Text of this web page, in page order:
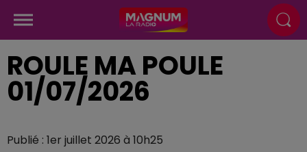
ROULE MA POULE
01/07/2026
Publié : 1er juillet 2026 à 10h25